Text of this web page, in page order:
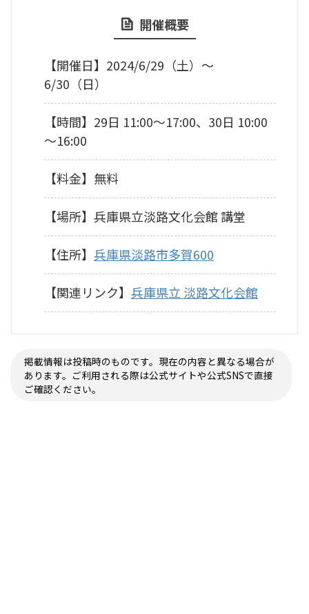
開催概要
【開催日】2024/6/29（土）～
6/30（日）
【時間】29日 11:00～17:00、30日 10:00
～16:00
【料金】無料
【場所】兵庫県立淡路文化会館 講堂
【住所】 兵庫県淡路市多賀600
【関連リンク】 兵庫県立 淡路文化会館
掲載情報は投稿時のものです。現在の内容と異なる場合が
あります。ご利用される際は公式サイトや公式SNSで直接
ご確認ください。